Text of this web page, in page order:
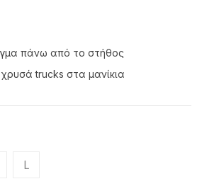
πάνω από το στήθος
trucks στα μανίκια
L